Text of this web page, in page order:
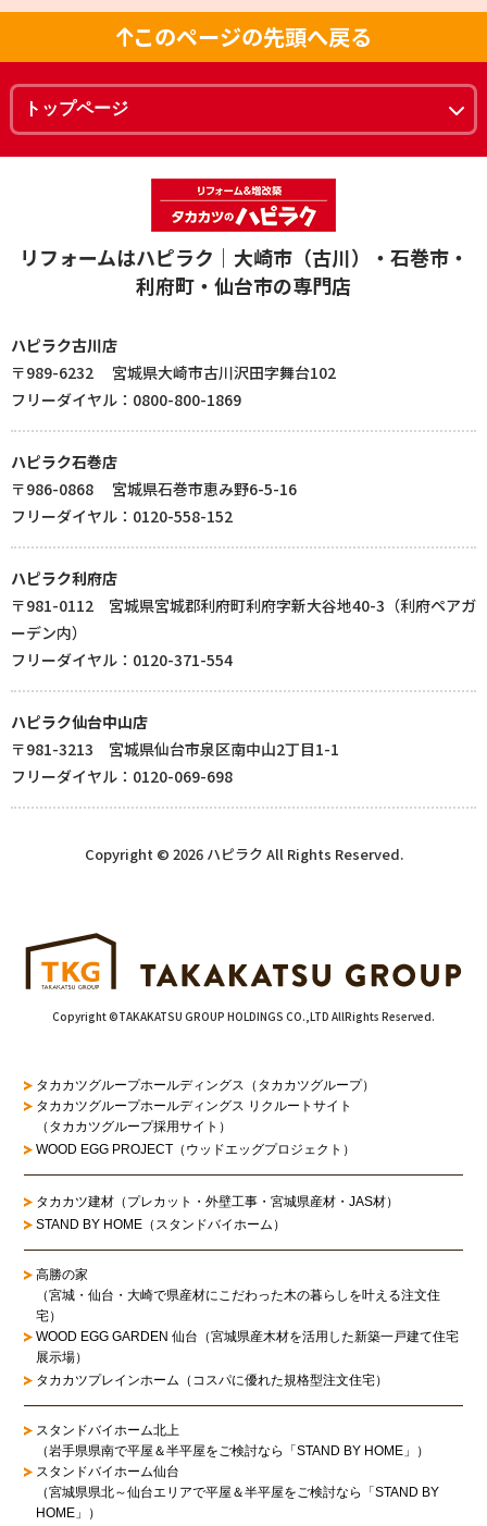
このページの先頭へ戻る
リフォームはハピラク｜大崎市（古川）・石巻市・
利府町・仙台市の専門店
ハピラク古川店
〒989-6232 宮城県大崎市古川沢田字舞台102
フリーダイヤル：0800-800-1869
ハピラク石巻店
〒986-0868 宮城県石巻市恵み野6-5-16
フリーダイヤル：0120-558-152
ハピラク利府店
〒981-0112 宮城県宮城郡利府町利府字新大谷地40-3（利府ペアガ
ーデン内）
フリーダイヤル：0120-371-554
ハピラク仙台中山店
〒981-3213 宮城県仙台市泉区南中山2丁目1-1
フリーダイヤル：0120-069-698
Copyright © 2026 ハピラク All Rights Reserved.
Copyright ©TAKAKATSU GROUP HOLDINGS CO.,LTD AllRights Reserved.
タカカツグループホールディングス（タカカツグループ）
タカカツグループホールディングス リクルートサイト
（タカカツグループ採用サイト）
WOOD EGG PROJECT（ウッドエッグプロジェクト）
タカカツ建材（プレカット・外壁工事・宮城県産材・JAS材）
STAND BY HOME（スタンドバイホーム）
高勝の家
（宮城・仙台・大崎で県産材にこだわった木の暮らしを叶える注文住
宅）
WOOD EGG GARDEN 仙台（宮城県産木材を活用した新築一戸建て住宅
展示場）
タカカツプレインホーム（コスパに優れた規格型注文住宅）
スタンドバイホーム北上
（岩手県県南で平屋＆半平屋をご検討なら「STAND BY HOME」）
スタンドバイホーム仙台
（宮城県県北～仙台エリアで平屋＆半平屋をご検討なら「STAND BY
HOME」）